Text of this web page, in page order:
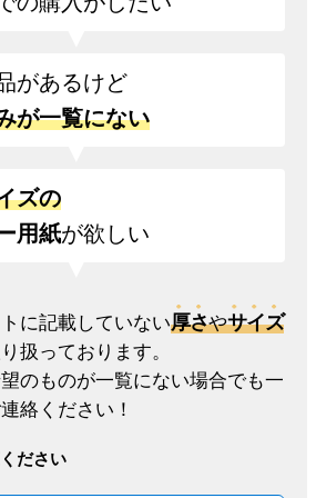
があるけど
が一覧にない
ズの
用紙が欲しい
に記載していない厚さやサイズ
扱っております。
のものが一覧にない場合でも一
絡ください！
ださい